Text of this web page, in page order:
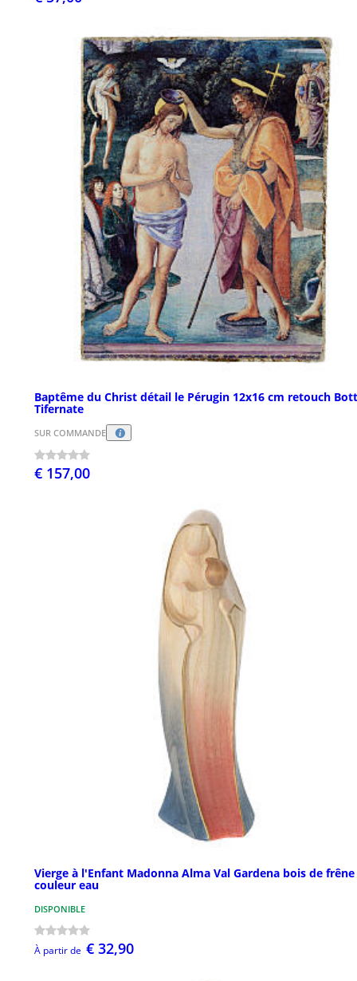
Baptême du Christ détail le Pérugin 12x16 cm retouch
Tifernate
SUR COMMANDE
€ 157,00
Vierge à l'Enfant Madonna Alma Val Gardena bois de frêne
couleur eau
DISPONIBLE
À partir de € 32,90